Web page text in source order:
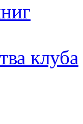
клуба